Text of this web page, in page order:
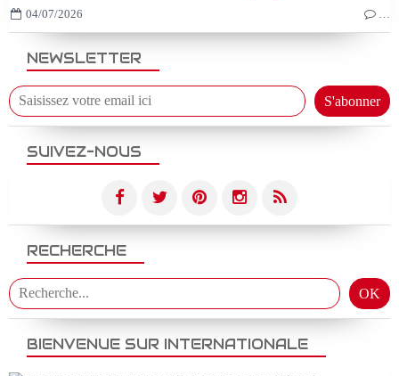
NEWSLETTER
SUIVEZ-NOUS
RECHERCHE
BIENVENUE SUR INTERNATIONALE
04/07/2026